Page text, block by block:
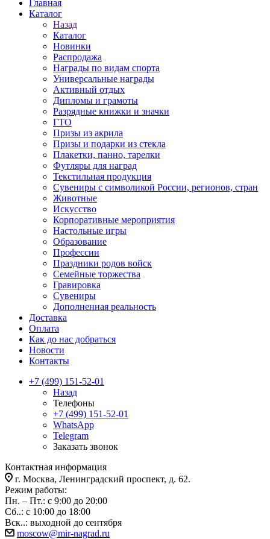
Главная
Каталог
Назад
Каталог
Новинки
Распродажа
Награды по видам спорта
Универсальные награды
Активный отдых
Дипломы и грамоты
Разрядные книжки и значки
ГТО
Призы из акрила
Призы и подарки из стекла
Плакетки, панно, тарелки
Футляры для наград
Текстильная продукция
Сувениры с символикой России, регионов, стран
Животные
Искусство
Корпоративные мероприятия
Настольные игры
Образование
Профессии
Праздники родов войск
Семейные торжества
Гравировка
Сувениры
Дополненная реальность
Доставка
Оплата
Как до нас добраться
Новости
Контакты
+7 (499) 151-52-01
Назад
Телефоны
+7 (499) 151-52-01
WhatsApp
Telegram
Заказать звонок
Контактная информация
г. Москва, Ленинградский проспект, д. 62.
Режим работы:
Пн. – Пт.: с 9:00 до 20:00
Сб..: с 10:00 до 18:00
Вск..: выходной до сентября
moscow@mir-nagrad.ru